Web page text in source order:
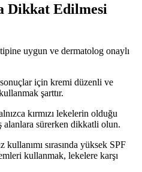
Dikkat Edilmesi
uygun ve dermatolog onaylı
için kremi düzenli ve
şarttır.
kırmızı lekelerin olduğu
alanlara sürerken dikkatli olun.
kullanımı sırasında yüksek SPF
kullanmak, lekelere karşı